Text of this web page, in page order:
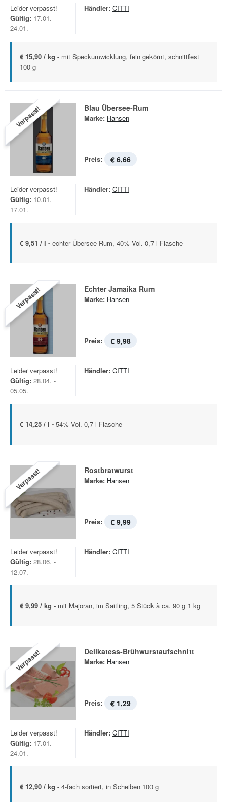
Leider verpasst!
Gültig: 17.01. -
24.01.
Händler: CITTI
€ 15,90 / kg - mit Speckumwicklung, fein gekörnt, schnittfest
100 g
Verpasst! Blau Übersee-Rum
Marke: Hansen
Preis: € 6,66
Leider verpasst!
Gültig: 10.01. -
17.01.
Händler: CITTI
€ 9,51 / l - echter Übersee-Rum, 40% Vol. 0,7-l-Flasche
Verpasst! Echter Jamaika Rum
Marke: Hansen
Preis: € 9,98
Leider verpasst!
Gültig: 28.04. -
05.05.
Händler: CITTI
€ 14,25 / l - 54% Vol. 0,7-l-Flasche
Verpasst! Rostbratwurst
Marke: Hansen
Preis: € 9,99
Leider verpasst!
Gültig: 28.06. -
12.07.
Händler: CITTI
€ 9,99 / kg - mit Majoran, im Saitling, 5 Stück à ca. 90 g 1 kg
Verpasst! Delikatess-Brühwurstaufschnitt
Marke: Hansen
Preis: € 1,29
Leider verpasst!
Gültig: 17.01. -
24.01.
Händler: CITTI
€ 12,90 / kg - 4-fach sortiert, in Scheiben 100 g